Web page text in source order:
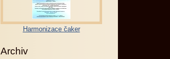
Harmonizace čaker
Archiv